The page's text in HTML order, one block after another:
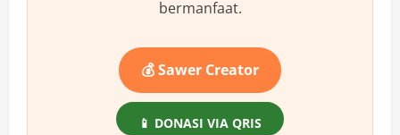
bermanfaat.
💰 Sawer Creator
📱 DONASI VIA QRIS